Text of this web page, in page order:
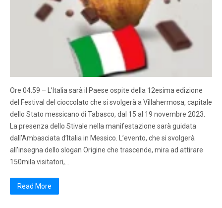
Ore 04.59 – L’Italia sarà il Paese ospite della 12esima edizione
del Festival del cioccolato che si svolgerà a Villahermosa, capitale
dello Stato messicano di Tabasco, dal 15 al 19 novembre 2023.
La presenza dello Stivale nella manifestazione sarà guidata
dall’Ambasciata d’Italia in Messico. L’evento, che si svolgerà
all’insegna dello slogan Origine che trascende, mira ad attirare
150mila visitatori,…
Read More